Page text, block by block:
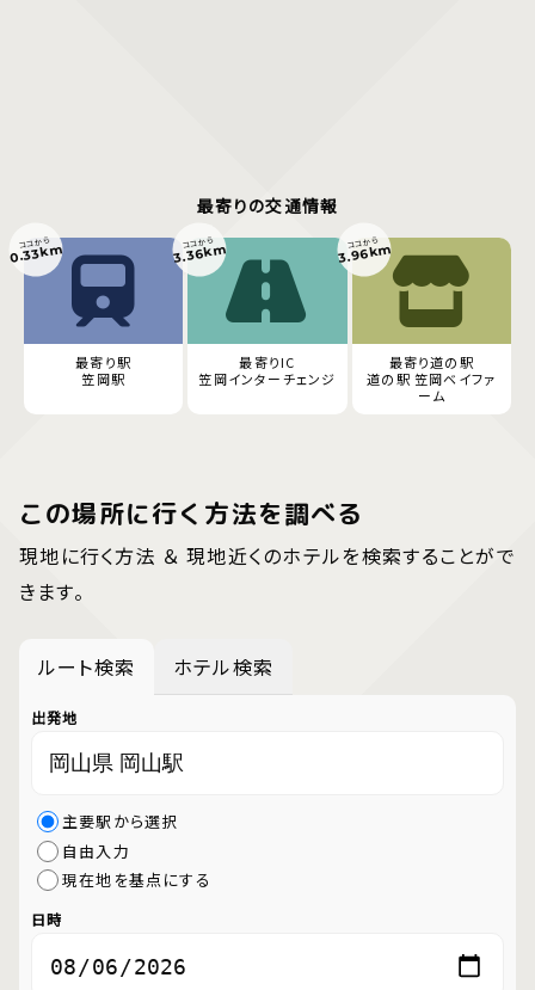
最寄りの交通情報
最寄り駅
笠岡駅
ココから
0.33km
最寄りIC
笠岡インターチェンジ
ココから
3.36km
最寄り道の駅
道の駅 笠岡ベイファ
ーム
ココから
3.96km
この場所に行く方法を調べる
現地に行く方法 ＆ 現地近くのホテルを検索することがで
きます。
ルート検索 ホテル検索
出発地
主要駅から選択
自由入力
現在地を基点にする
日時